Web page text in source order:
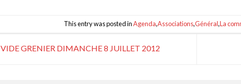
This entry was posted inAgenda,Associations,Général,La
VIDE GRENIER DIMANCHE 8 JUILLET 2012